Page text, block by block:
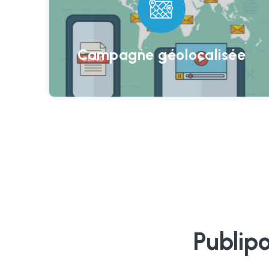
Campagne géolocalisée
Une campagne géolocalisée
pour renforcer le contrôle
humain par du contrôle à
distance